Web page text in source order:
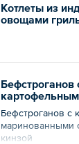
Котлеты из
овощами гриль и
Бефстроганов
Бефстроганов с
маринованными
кинзой